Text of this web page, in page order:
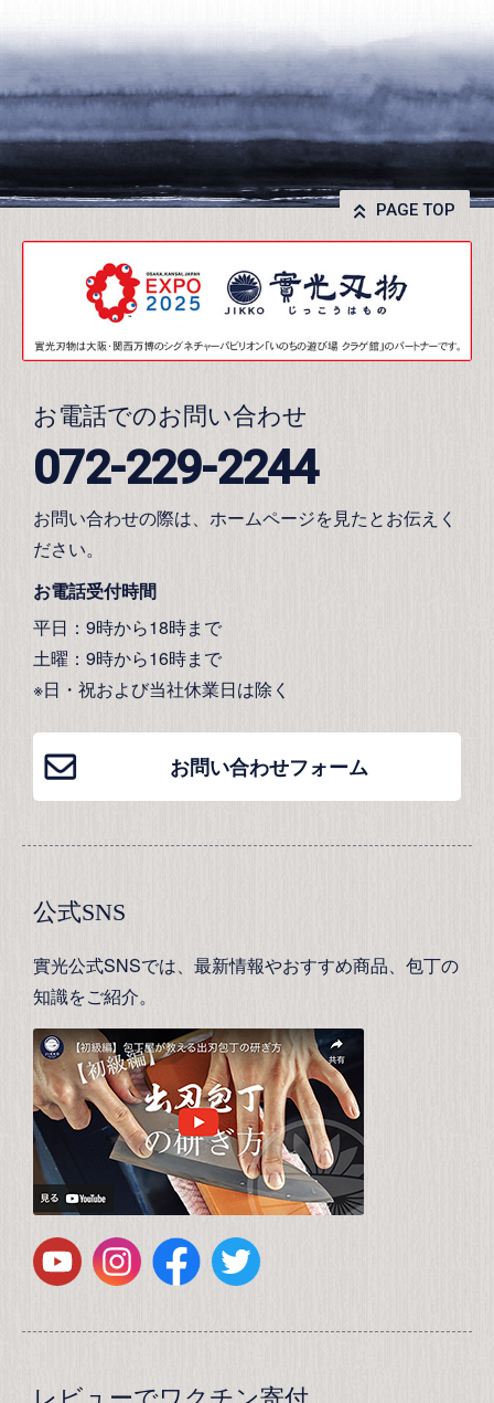
PAGE TOP
お電話でのお問い合わせ
072-229-2244
お問い合わせの際は、ホームページを見たとお伝えく
ださい。
お電話受付時間
平日：9時から18時まで
土曜：9時から16時まで
※日・祝および当社休業日は除く
お問い合わせフォーム
公式SNS
實光公式SNSでは、最新情報やおすすめ商品、包丁の
知識をご紹介。